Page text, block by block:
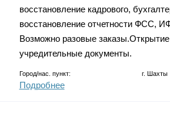
восстановление кадрового,
восстановление отчетности ФСС,
Возможно разовые
учредительные документы.
Город/нас. пункт: г. Шахты
Подробнее